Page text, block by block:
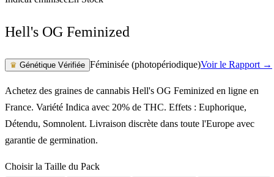
Hell's OG Feminized
♛ Génétique Vérifiée Féminisée (photopériodique)Voir le Rapport →
Achetez des graines de cannabis Hell's OG Feminized en ligne en
France. Variété Indica avec 20% de THC. Effets : Euphorique,
Détendu, Somnolent. Livraison discrète dans toute l'Europe avec
garantie de germination.
Choisir la Taille du Pack